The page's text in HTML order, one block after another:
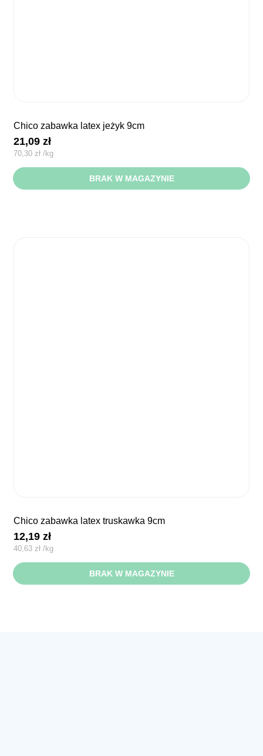
chico zabawka latex jeżyk 9cm
21,09zł
70,30zł /kg
BRAK W MAGAZYNIE
chico zabawka latex truskawka 9cm
12,19zł
40,63 zł /kg
BRAK W MAGAZYNIE